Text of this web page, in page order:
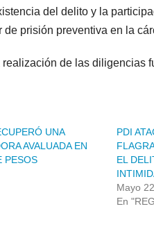
del delito y la
de prisión preventiva en la
realización de las diligencias
UNA
AVALUADA EN
PESOS
PDI
EL
Mayo
En